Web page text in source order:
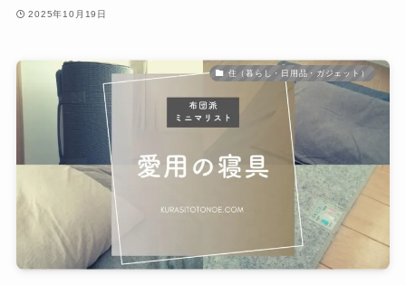
2025年10月19日
住（暮らし・日用品・ガジェット）